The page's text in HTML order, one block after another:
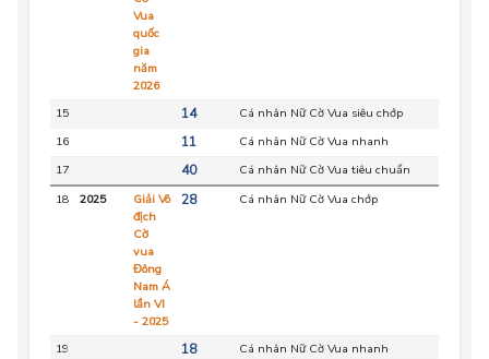
Vua
quốc
gia
năm
2026
15
14 Cá nhân Nữ Cờ Vua siêu chớp
16
11 Cá nhân Nữ Cờ Vua nhanh
17
40 Cá nhân Nữ Cờ Vua tiêu chuẩn
18
2025
Giải Vô
địch
Cờ
vua
Đông
Nam Á
lần VI
- 2025
28 Cá nhân Nữ Cờ Vua chớp
19 18 Cá nhân Nữ Cờ Vua nhanh